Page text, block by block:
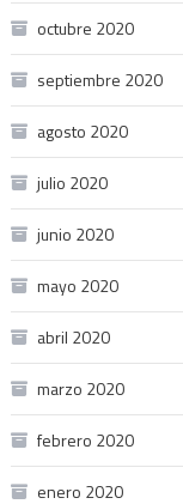
octubre 2020
septiembre 2020
agosto 2020
julio 2020
junio 2020
mayo 2020
abril 2020
marzo 2020
febrero 2020
enero 2020